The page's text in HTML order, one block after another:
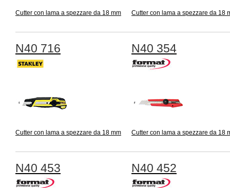
Cutter con lama a spezzare da 18 mm Cutter con lama a spezzare da 18
N40 716
Cutter con lama a spezzare da 18 mm
N40 354
Cutter con lama a spezzare da 18
N40 453 N40 452